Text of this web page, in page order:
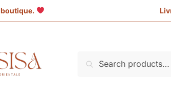
Search